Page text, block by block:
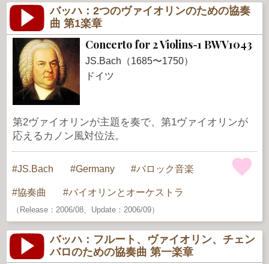
バッハ：2つのヴァイオリンのための協奏
曲 第1楽章
Concerto for 2 Violins-1 BWV1043
JS.Bach（1685〜1750）
ドイツ
第2ヴァイオリンが主題を奏で、第1ヴァイオリンが
応えるカノン風対位法。
JS.Bach Germany バロック音楽
協奏曲 バイオリンとオーケストラ
（Release：2006/08、Update：2006/09）
バッハ：フルート、ヴァイオリン、チェン
バロのための協奏曲 第一楽章